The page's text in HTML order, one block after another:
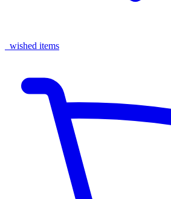
wished items